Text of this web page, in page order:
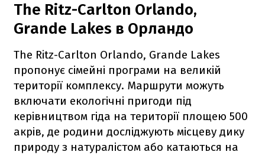
The Ritz-Carlton Orlando,
Grande Lakes в Орландо
The Ritz-Carlton Orlando, Grande Lakes
пропонує сімейні програми на великій
території комплексу. Маршрути можуть
включати екологічні пригоди під
керівництвом гіда на території площею 500
акрів, де родини досліджують місцеву дику
природу з натуралістом або катаються на